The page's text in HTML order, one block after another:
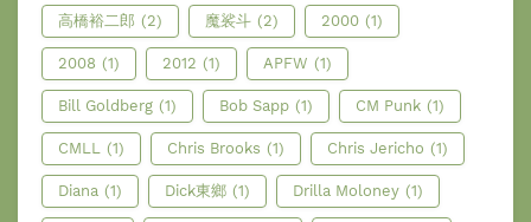
高橋裕二郎 (2) 魔裟斗 (2) 2000 (1)
2008 (1) 2012 (1) APFW (1)
Bill Goldberg (1) Bob Sapp (1) CM Punk (1)
CMLL (1) Chris Brooks (1) Chris Jericho (1)
Diana (1) Dick東鄉 (1) Drilla Moloney (1)